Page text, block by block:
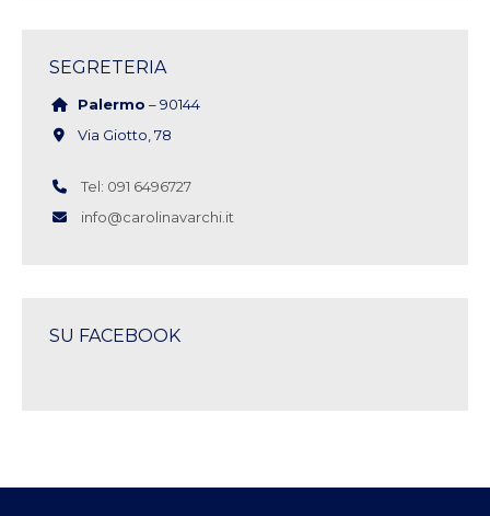
SEGRETERIA
Palermo – 90144
Via Giotto, 78
Tel: 091 6496727
info@carolinavarchi.it
SU FACEBOOK